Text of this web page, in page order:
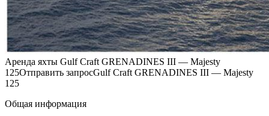
Аренда яхты Gulf Craft GRENADINES III — Majesty
125Отправить запросGulf Craft GRENADINES III — Majesty
125
Общая информация